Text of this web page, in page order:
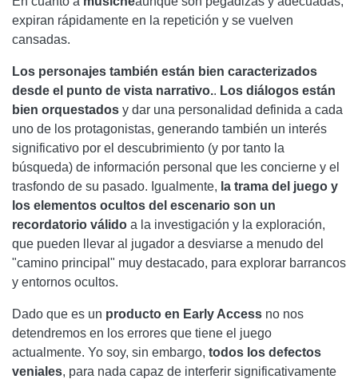
expiran rápidamente en la repetición y se vuelven
cansadas.
Los personajes también están bien caracterizados
desde el punto de vista narrativo.. Los diálogos están
bien orquestados y dar una personalidad definida a cada
uno de los protagonistas, generando también un interés
significativo por el descubrimiento (y por tanto la
búsqueda) de información personal que les concierne y el
trasfondo de su pasado. Igualmente, la trama del juego y
los elementos ocultos del escenario son un
recordatorio válido a la investigación y la exploración,
que pueden llevar al jugador a desviarse a menudo del
"camino principal" muy destacado, para explorar barrancos
y entornos ocultos.
Dado que es un producto en Early Access no nos
detendremos en los errores que tiene el juego
actualmente. Yo soy, sin embargo, todos los defectos
veniales, para nada capaz de interferir significativamente